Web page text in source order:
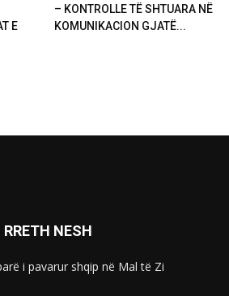
E
– KONTROLLE TË SHTUARA NË
KOMUNIKACION GJATË...
RRETH NESH
i pavarur shqip në Mal të Zi